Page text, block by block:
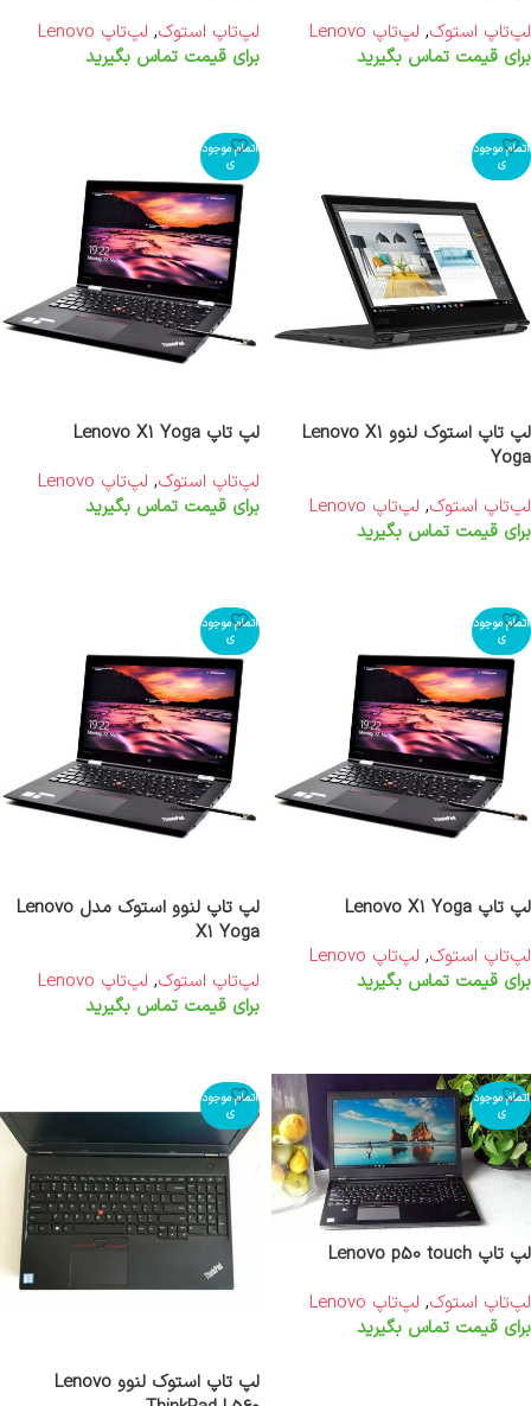
لپ‌تاپ استوک, لپ‌تاپ Lenovo
برای قیمت تماس بگیرید
لپ‌تاپ استوک, لپ‌تاپ Lenovo
برای قیمت تماس بگیرید
اتمام موجود
ی
لپ تاپ استوک لنوو Lenovo X1
Yoga
لپ‌تاپ استوک, لپ‌تاپ Lenovo
برای قیمت تماس بگیرید
اتمام موجود
ی
لپ تاپ Lenovo X1 Yoga
لپ‌تاپ استوک, لپ‌تاپ Lenovo
برای قیمت تماس بگیرید
اتمام موجود
ی
لپ تاپ Lenovo X1 Yoga
لپ‌تاپ استوک, لپ‌تاپ Lenovo
برای قیمت تماس بگیرید
اتمام موجود
ی
لپ تاپ لنوو استوک مدل Lenovo
X1 Yoga
لپ‌تاپ استوک, لپ‌تاپ Lenovo
برای قیمت تماس بگیرید
اتمام موجود
ی
لپ تاپ Lenovo p50 touch
لپ‌تاپ استوک, لپ‌تاپ Lenovo
برای قیمت تماس بگیرید
اتمام موجود
ی
لپ تاپ استوک لنوو Lenovo